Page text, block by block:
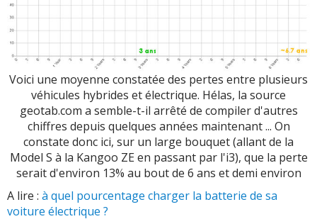
Voici une moyenne constatée des pertes entre plusieurs
véhicules hybrides et électrique. Hélas, la source
geotab.com a semble-t-il arrêté de compiler d'autres
chiffres depuis quelques années maintenant ... On
constate donc ici, sur un large bouquet (allant de la
Model S à la Kangoo ZE en passant par l'i3), que la perte
serait d'environ 13% au bout de 6 ans et demi environ
A lire : à quel pourcentage charger la batterie de sa
voiture électrique ?